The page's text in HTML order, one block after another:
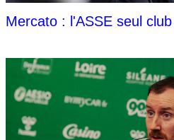
Mercato : l'ASSE seul